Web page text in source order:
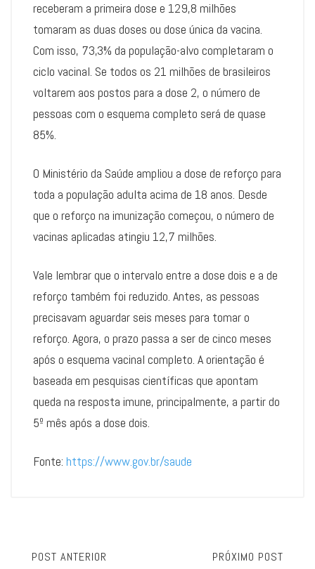
receberam a primeira dose e 129,8 milhões
tomaram as duas doses ou dose única da vacina.
Com isso, 73,3% da população-alvo completaram o
ciclo vacinal. Se todos os 21 milhões de brasileiros
voltarem aos postos para a dose 2, o número de
pessoas com o esquema completo será de quase
85%.
O Ministério da Saúde ampliou a dose de reforço para
toda a população adulta acima de 18 anos. Desde
que o reforço na imunização começou, o número de
vacinas aplicadas atingiu 12,7 milhões.
Vale lembrar que o intervalo entre a dose dois e a de
reforço também foi reduzido. Antes, as pessoas
precisavam aguardar seis meses para tomar o
reforço. Agora, o prazo passa a ser de cinco meses
após o esquema vacinal completo. A orientação é
baseada em pesquisas científicas que apontam
queda na resposta imune, principalmente, a partir do
5º mês após a dose dois.
Fonte: https://www.gov.br/saude
POST ANTERIOR PRÓXIMO POST